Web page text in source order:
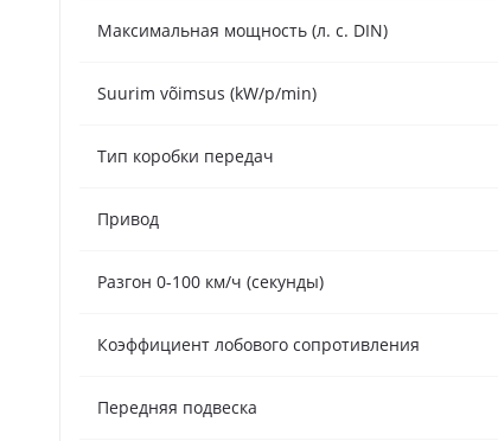
Максимальная мощность (л. с. DIN)
Suurim võimsus (kW/p/min)
Тип коробки передач
Привод
Разгон 0-100 км/ч (секунды)
Коэффициент лобового сопротивления
Передняя подвеска